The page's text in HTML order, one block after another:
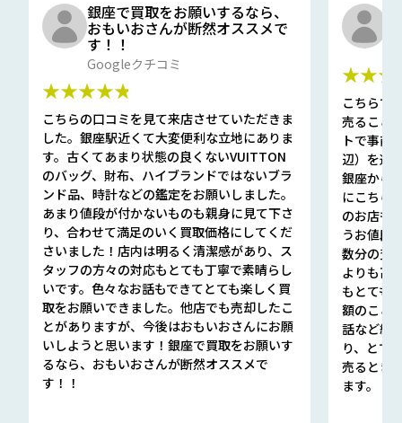
銀座で買取をお願いするなら、
おもいおさんが断然オススメで
す！！
Googleクチコミ
★★★★★
こちらの口コミを見て来店させていただきま
した。銀座駅近くて大変便利な立地にありま
す。古くてあまり状態の良くないVUITTON
のバッグ、財布、ハイブランドではないブラ
ンド品、時計などの鑑定をお願いしました。
あまり値段が付かないものも親身に見て下さ
り、合わせて満足のいく買取価格にしてくだ
さいました！店内は明るく清潔感があり、ス
タッフの方々の対応もとても丁寧で素晴らし
いです。色々なお話もできてとても楽しく買
取をお願いできました。他店でも売却したこ
とがありますが、今後はおもいおさんにお願
いしようと思います！銀座で買取をお願いす
るなら、おもいおさんが断然オススメで
す！！
こちらで
売ること
トで事前
辺）を選
銀座から
にこちら
のお店も
うお値段
数分の査
よりも高
もとても
額のこと
話など細
り、とて
売るとき
ます。